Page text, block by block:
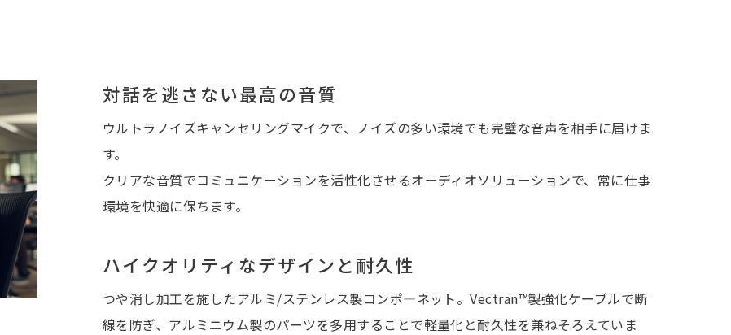
対話を逃さない最高の音質
ウルトラノイズキャンセリングマイクで、ノイズの多い環境でも完璧な音声を相手に届けま
す。
クリアな音質でコミュニケーションを活性化させるオーディオソリューションで、常に仕事
環境を快適に保ちます。
ハイクオリティなデザインと耐久性
つや消し加工を施したアルミ/ステンレス製コンポ―ネット。Vectran™製強化ケーブルで断
線を防ぎ、アルミニウム製のパーツを多用することで軽量化と耐久性を兼ねそろえていま